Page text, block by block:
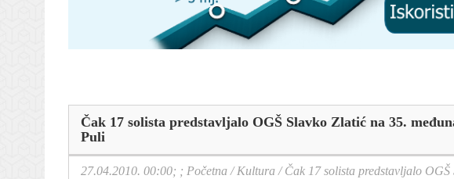
Čak 17 solista predstavljalo OGŠ Slavko Zlatić na 35.
Puli
27.04.2010. 00:00; ; Početna /Kultura /Čak 17 solista predstavljalo